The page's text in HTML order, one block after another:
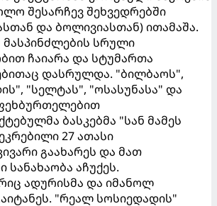
შესარჩევ შეხვედრებში
და ბოლივიასთან) ითამაშა.
მასპინძლების სრული
ჩაიარა და სტუმართა
დასრულდა. "ბილბაოს",
"სელტას", "ოსასუნასა" და
ბასკებმა "სან მამეს
27 ათასი
გაახარეს და მათ
სანახაობა აჩუქეს.
ადურისმა და იმანოლ
"რეალ სოსიედადის"